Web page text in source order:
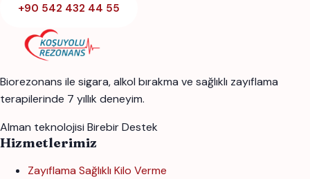
+90 542 432 44 55
Biorezonans ile sigara, alkol bırakma ve sağlıklı zayıflama
terapilerinde 7 yıllık deneyim.
Alman teknolojisi Birebir Destek
Hizmetlerimiz
Zayıflama Sağlıklı Kilo Verme